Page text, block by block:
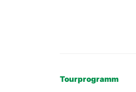
Tourprogramm